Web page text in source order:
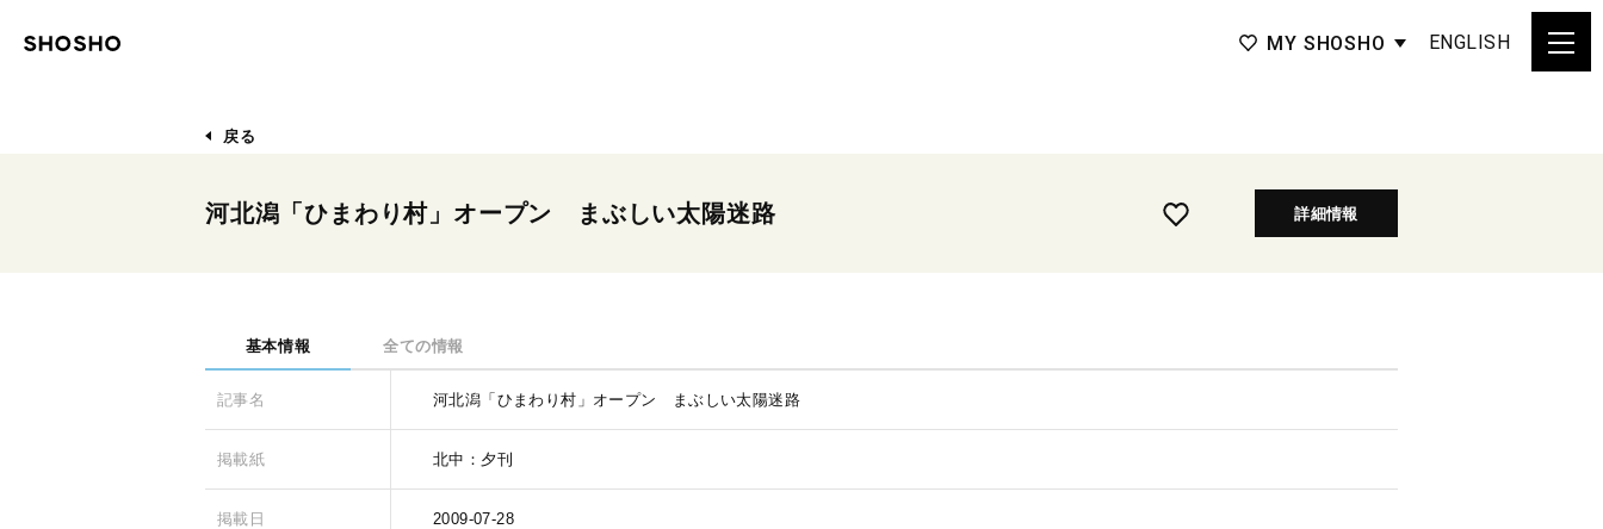
MY SHOSHO ENGLISH
戻る
河北潟「ひまわり村」オープン まぶしい太陽迷路 詳細情報
基本情報 全ての情報
記事名 河北潟「ひまわり村」オープン まぶしい太陽迷路
掲載紙 北中：夕刊
掲載日 2009-07-28